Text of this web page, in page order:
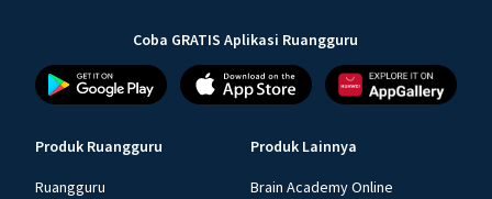
Coba GRATIS Aplikasi Ruangguru
Produk Ruangguru
Ruangguru
Produk Lainnya
Brain Academy Online